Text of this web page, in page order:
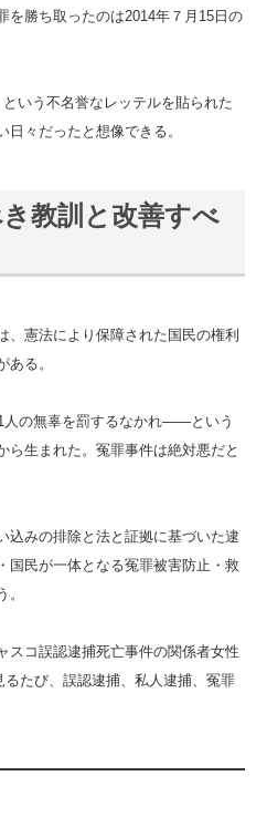
を勝ち取ったのは2014年７月15日の
いう不名誉なレッテルを貼られた
日々だったと想像できる。
教訓と改善すべ
、憲法により保障された国民の権利
ある。
の無辜を罰するなかれ――という
ら生まれた。冤罪事件は絶対悪だと
込みの排除と法と証拠に基づいた逮
国民が一体となる冤罪被害防止・救
スコ誤認逮捕死亡事件の関係者女性
たび、誤認逮捕、私人逮捕、冤罪